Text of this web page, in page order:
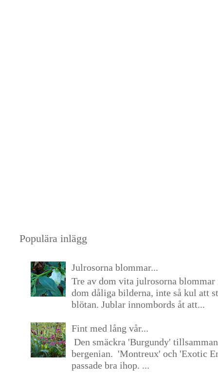
Populära inlägg
Julrosorna blommar...
Tre av dom vita julrosorna blommar
dom dåliga bilderna, inte så kul att
blötan. Jublar innombords åt att...
Fint med lång vår...
Den smäckra 'Burgundy'
bergenian. 'Montreux' och 'Exotic
passade bra ihop. ...